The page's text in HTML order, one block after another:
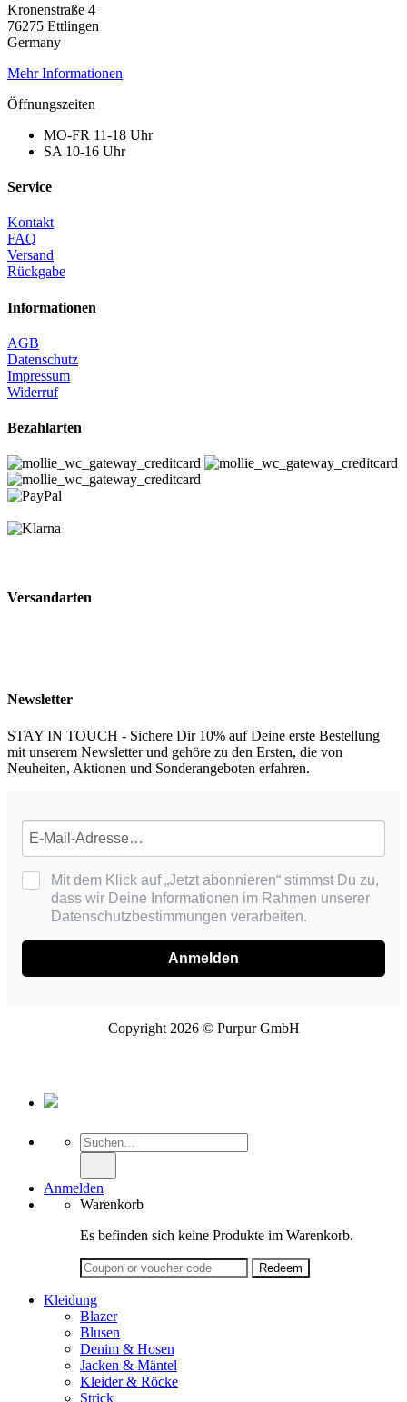
Kronenstraße 4
76275 Ettlingen
Germany
Mehr Informationen
Öffnungszeiten
MO-FR 11-18 Uhr
SA 10-16 Uhr
Service
Kontakt
FAQ
Versand
Rückgabe
Informationen
AGB
Datenschutz
Impressum
Widerruf
Bezahlarten
Versandarten
Newsletter
STAY IN TOUCH - Sichere Dir 10% auf Deine erste Bestellung
mit unserem Newsletter und gehöre zu den Ersten, die von
Neuheiten, Aktionen und Sonderangeboten erfahren.
Mit dem Klick auf „Jetzt abonnieren“ stimmst Du zu,
dass wir Deine Informationen im Rahmen unserer
Datenschutzbestimmungen verarbeiten.
Anmelden
Copyright 2026 © Purpur GmbH
Suche
nach:
Anmelden
Warenkorb
Es befinden sich keine Produkte im Warenkorb.
Kleidung
Blazer
Blusen
Denim & Hosen
Jacken & Mäntel
Kleider & Röcke
Strick